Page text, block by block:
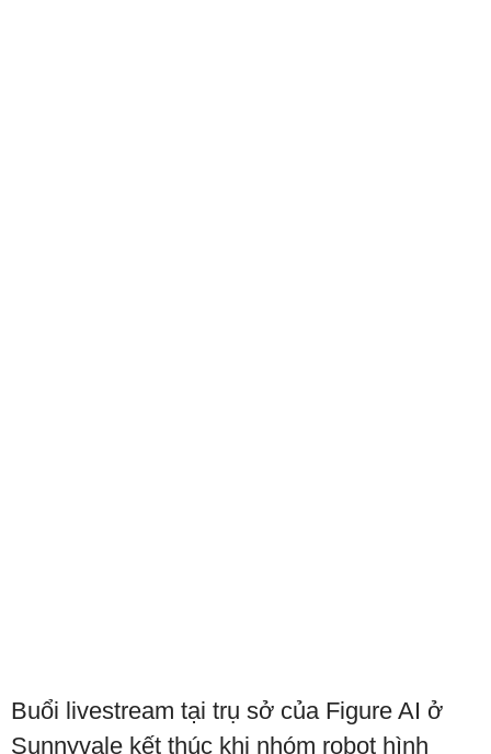
Buổi livestream tại trụ sở của Figure AI ở
Sunnyvale kết thúc khi nhóm robot hình